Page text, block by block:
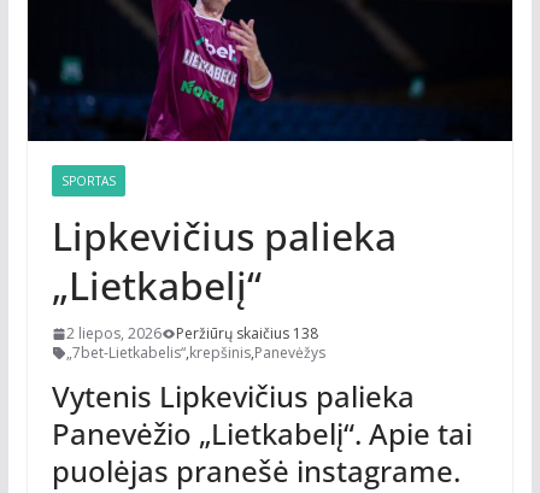
SPORTAS
Lipkevičius palieka
„Lietkabelį“
2 liepos, 2026
Peržiūrų skaičius 138
„7bet-Lietkabelis“,krepšinis,Panevėžys
Vytenis Lipkevičius palieka
Panevėžio „Lietkabelį“. Apie tai
puolėjas pranešė instagrame.